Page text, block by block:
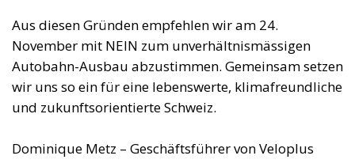
Aus diesen Gründen empfehlen wir am 24.
November mit NEIN zum unverhältnismässigen
Autobahn-Ausbau abzustimmen. Gemeinsam setzen
wir uns so ein für eine lebenswerte, klimafreundliche
und zukunftsorientierte Schweiz.
Dominique Metz – Geschäftsführer von Veloplus